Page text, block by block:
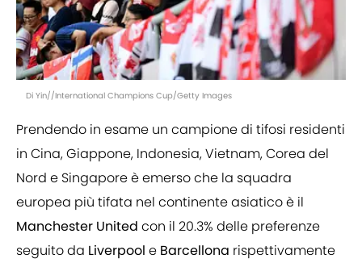
Di Yin//International Champions Cup/Getty Images
Prendendo in esame un campione di tifosi residenti
in Cina, Giappone, Indonesia, Vietnam, Corea del
Nord e Singapore è emerso che la squadra
europea più tifata nel continente asiatico è il
Manchester United con il 20.3% delle preferenze
seguito da Liverpool e Barcellona rispettivamente